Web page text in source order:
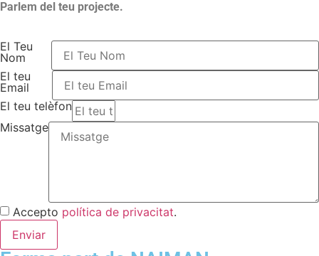
Parlem del teu projecte.
El Teu
Nom
El teu
Email
El teu telèfon
Missatge
Accepto política de privacitat.
Enviar